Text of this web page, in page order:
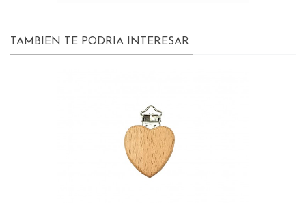
TAMBIEN TE PODRIA INTERESAR